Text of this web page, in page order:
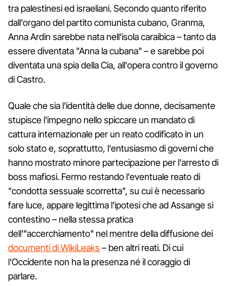
tra palestinesi ed israeliani. Secondo quanto riferito
dall'organo del partito comunista cubano, Granma,
Anna Ardin sarebbe nata nell'isola caraibica – tanto da
essere diventata "Anna la cubana" – e sarebbe poi
diventata una spia della Cia, all'opera contro il governo
di Castro.
Quale che sia l'identità delle due donne, decisamente
stupisce l'impegno nello spiccare un mandato di
cattura internazionale per un reato codificato in un
solo stato e, soprattutto, l'entusiasmo di governi che
hanno mostrato minore partecipazione per l'arresto di
boss mafiosi. Fermo restando l'eventuale reato di
"condotta sessuale scorretta", su cui è necessario
fare luce, appare legittima l'ipotesi che ad Assange si
contestino – nella stessa pratica
dell'"accerchiamento" nel mentre della diffusione dei
documenti di WikiLeaks – ben altri reati. Di cui
l'Occidente non ha la presenza né il coraggio di
parlare.